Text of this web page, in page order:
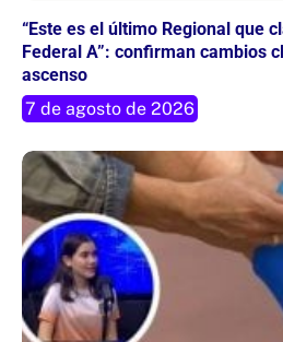
“Este es el último Regional que
Federal A”: confirman cambios
ascenso
7 de agosto de 2026